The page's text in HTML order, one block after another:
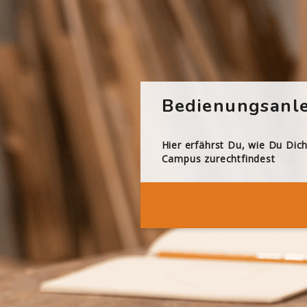
Hier erfährst Du, wie Du
Campus zurechtfindest